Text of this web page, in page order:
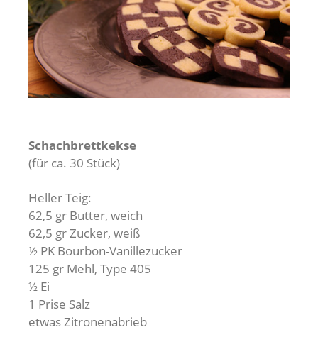
Schachbrettkekse
(für ca. 30 Stück)
Heller Teig:
62,5 gr Butter, weich
62,5 gr Zucker, weiß
½ PK Bourbon-Vanillezucker
125 gr Mehl, Type 405
½ Ei
1 Prise Salz
etwas Zitronenabrieb